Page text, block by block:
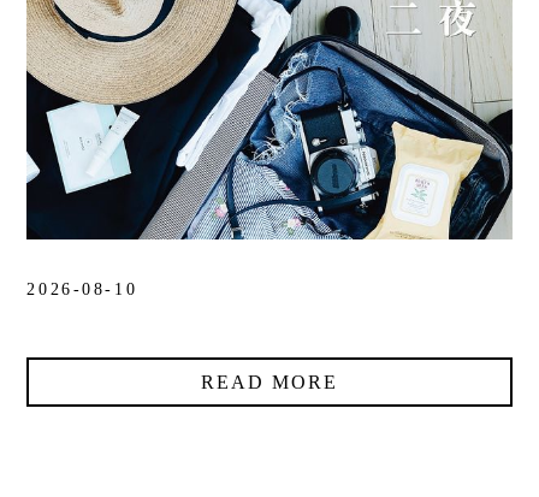
2026-08-10
READ MORE